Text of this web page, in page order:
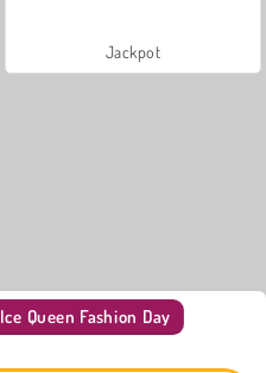
Jackpot
Ice Queen Fashion Day